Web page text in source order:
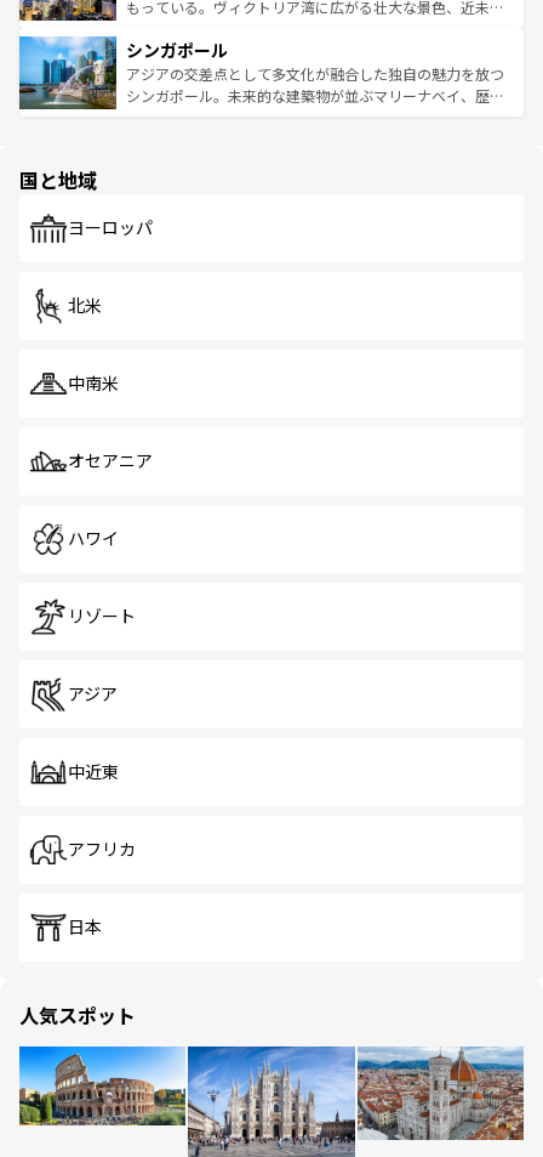
が旅行者を迎えてくれるので、きっと忘れられない旅にな
参照してほしい。
いビーチでリゾート気分を楽しむことができる。タイ料理
激する。気候は一年中温暖で、どの季節にも異なる楽しみ
が待っている。親しみやすいタイの人々、仏教を中心とし
た文化、そして多様な観光資源が、訪れる旅人を魅了し続
もっている。ヴィクトリア湾に広がる壮大な景色、近未来
み、どこを訪れても感動するはず。観光スポットが密集し
ており、効率よく見どころを回れるのも魅力。息をのむよ
うな絶景から文化的な体験まで、香港を存分に楽しみ尽く
シンガポール
アジアの交差点として多文化が融合した独自の魅力を放つ
シンガポール。未来的な建築物が並ぶマリーナベイ、歴史
で、ホーカーズは地元の風情を楽しめる外せないスポット
国と地域
ヨーロッパ
北米
中南米
オセアニア
ハワイ
リゾート
アジア
中近東
アフリカ
日本
人気スポット